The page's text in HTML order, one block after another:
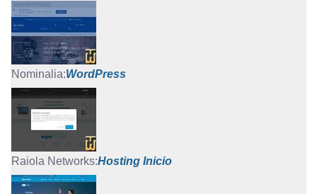
WordPress
Hosting Inicio